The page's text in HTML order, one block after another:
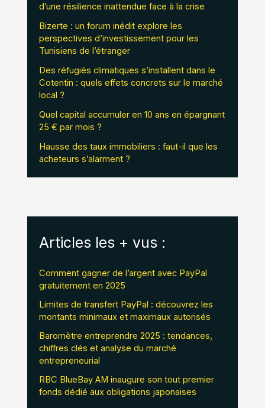
d’une résilience inattendue face à la crise
Bizerte : un forum inédit explore les
perspectives d’investissement pour les
Tunisiens de l’étranger
Des réfugiés climatiques s’installent dans le
Cotentin : quels effets concrets sur le marché
local ?
Quel capital accumuler en 10 ans en épargnant
25 € par mois ?
Hausse des taux immobiliers : faut-il que les
acheteurs s’alarment ?
Articles les + vus :
Comment gagner de l’argent avec PayPal
gratuitement en 2025
Limites de transfert PayPal : découvrez les
montants minimaux et maximaux autorisés
Baromètre entreprendre 2025 : tendances,
chiffres clés et analyse du marché
entrepreneurial
RBC BlueBay AM inaugure son tout premier
fonds dédié aux obligations japonaises